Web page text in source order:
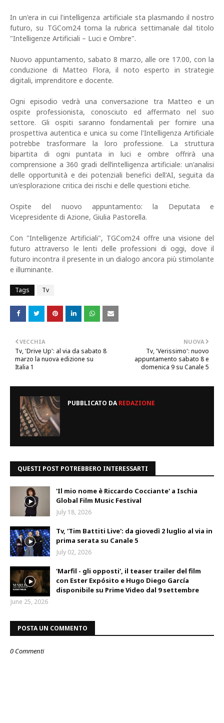
In un'era in cui l'intelligenza artificiale sta plasmando il nostro
futuro, su TGCom24 torna la rubrica settimanale dal titolo
"Intelligenze Artificiali – Luci e Ombre".
Nuovo appuntamento, sabato 8 marzo, alle ore 17.00, con la
conduzione di Matteo Flora, il noto esperto in strategie
digitali, imprenditore e docente.
Ogni episodio vedrà una conversazione tra Matteo e un
ospite professionista, conosciuto ed affermato nel suo
settore. Gli ospiti saranno fondamentali per fornire una
prospettiva autentica e unica su come l'Intelligenza Artificiale
potrebbe trasformare la loro professione. La struttura
bipartita di ogni puntata in luci e ombre offrirà una
comprensione a 360 gradi dell’intelligenza artificiale: un'analisi
delle opportunità e dei potenziali benefici dell'AI, seguita da
un'esplorazione critica dei rischi e delle questioni etiche.
Ospite del nuovo appuntamento: la Deputata e
Vicepresidente di Azione, Giulia Pastorella.
Con "Intelligenze Artificiali", TGCom24 offre una visione del
futuro attraverso le lenti delle professioni di oggi, dove il
futuro incontra il presente in un dialogo ancora più stimolante
e illuminante.
Tags Tv
NUOVA
Tv, 'Verissimo': nuovo
appuntamento sabato 8 e
domenica 9 su Canale 5
VECCHIA
Tv, 'Drive Up': al via da sabato 8
marzo la nuova edizione su
Italia 1
PUBBLICATO DAREDAZIONE
QUESTI POST POTREBBERO INTERESSARTI
'Il mio nome è Riccardo Cocciante' a Ischia
Global Film Music Festival
July 18, 2026
Tv, 'Tim Battiti Live': da giovedì 2 luglio al via in
prima serata su Canale 5
July 02, 2026
'Marfil - gli opposti', il teaser trailer del film
con Ester Expósito e Hugo Diego García
disponibile su Prime Video dal 9 settembre
June 25, 2026
POSTA UN COMMENTO
0 Commenti